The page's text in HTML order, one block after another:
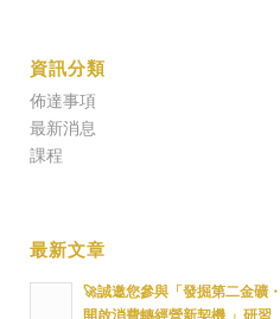
資訊分類
佈達事項
最新消息
課程
最新文章
🚀誠邀您參與「發掘第二金礦・
開啟消費轉經營新契機 」研習